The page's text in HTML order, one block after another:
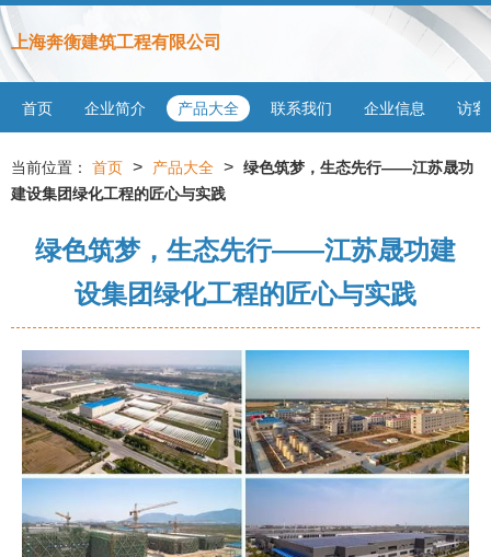
上海奔衡建筑工程有限公司
首页 企业简介 产品大全 联系我们 企业信息 访客
当前位置： 首页 > 产品大全 > 绿色筑梦，生态先行——江苏晟功
建设集团绿化工程的匠心与实践
绿色筑梦，生态先行——江苏晟功建
设集团绿化工程的匠心与实践